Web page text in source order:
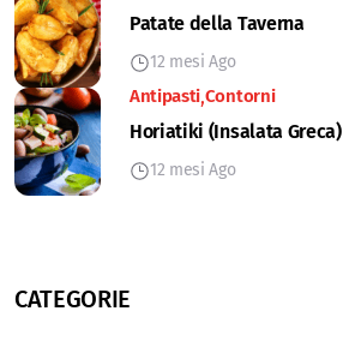
Patate della Taverna
12 mesi Ago
Antipasti Contorni
Horiatiki (Insalata Greca)
12 mesi Ago
CATEGORIE